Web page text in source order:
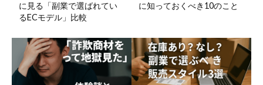
に見る「副業で選ばれてい
るECモデル」比較
に知っておくべき10のこと